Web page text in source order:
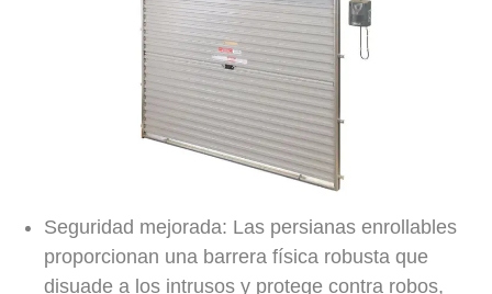
Seguridad mejorada: Las persianas enrollables
proporcionan una barrera física robusta que
disuade a los intrusos y protege contra robos,